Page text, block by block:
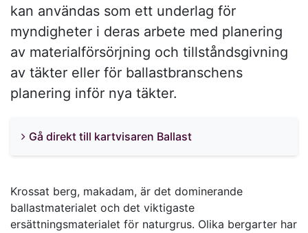
kan användas som ett underlag för
myndigheter i deras arbete med planering
av materialförsörjning och tillståndsgivning
av täkter eller för ballastbranschens
planering inför nya täkter.
Gå direkt till kartvisaren Ballast
Krossat berg, makadam, är det dominerande
ballastmaterialet och det viktigaste
ersättningsmaterialet för naturgrus. Olika bergarter har